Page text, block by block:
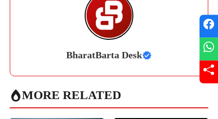
BharatBarta Desk
MORE RELATED